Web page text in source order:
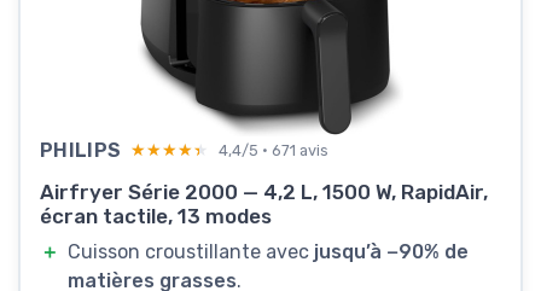
PHILIPS ★★★★★
★★★★★ 4,4/5 · 671 avis
Airfryer Série 2000 — 4,2 L, 1500 W, RapidAir,
écran tactile, 13 modes
＋ Cuisson croustillante avec jusqu’à −90% de
matières grasses.